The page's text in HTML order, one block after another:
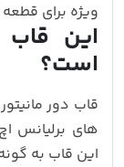
ویژه برای
این قاب
است؟
قاب دور
این قاب به‌